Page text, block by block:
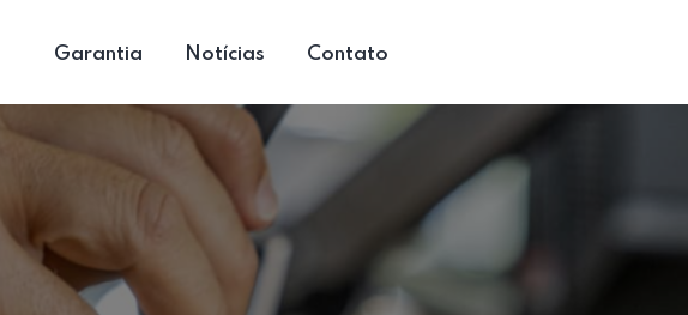
Garantia Notícias Contato